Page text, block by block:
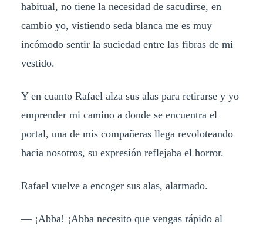
habitual, no tiene la necesidad de sacudirse, en
cambio yo, vistiendo seda blanca me es muy
incómodo sentir la suciedad entre las fibras de mi
vestido.
Y en cuanto Rafael alza sus alas para retirarse y yo
emprender mi camino a donde se encuentra el
portal, una de mis compañeras llega revoloteando
hacia nosotros, su expresión reflejaba el horror.
Rafael vuelve a encoger sus alas, alarmado.
— ¡Abba! ¡Abba necesito que vengas rápido al